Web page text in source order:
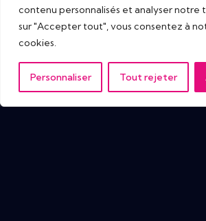
contenu personnalisés et analyser notre
sur "Accepter tout", vous consentez à
cookies.
Personnaliser Tout rejeter
IT Tech Publish Hub